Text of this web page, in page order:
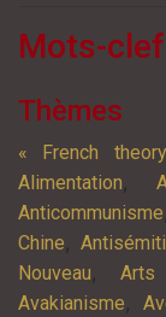
Mots-
Thèmes
« French
Alimentation,
Anticommunisme
Chine,
Nouveau,
Avakianisme,